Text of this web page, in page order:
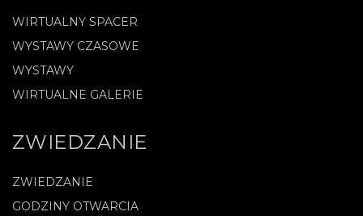
WIRTUALNY SPACER
WYSTAWY CZASOWE
WYSTAWY
WIRTUALNE GALERIE
ZWIEDZANIE
ZWIEDZANIE
GODZINY OTWARCIA